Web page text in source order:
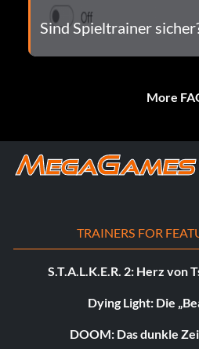
Sind Spieltrainer
More
TRAINERS FOR
S.T.A.L.K.E.R. 2: Herz von
Dying Light: Die
DOOM: Das dunkle